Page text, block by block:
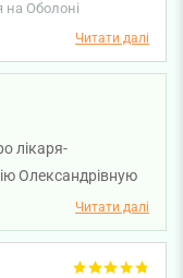
волосся. Зараз
через
- швидка,
візитів і
на Оболоні
Читати далі
лікаря-
Олександрівную
Читати далі